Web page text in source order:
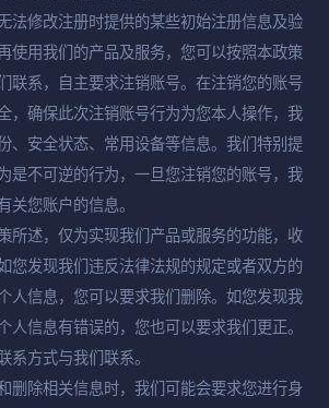
法修改注册时提供的某些初始注册信息及验
使用我们的产品及服务，您可以按照本政策
联系，自主要求注销账号。在注销您的账号
，确保此次注销账号行为为您本人操作，我
、安全状态、常用设备等信息。我们特别提
是不可逆的行为，一旦您注销您的账号，我
关您账户的信息。
所述，仅为实现我们产品或服务的功能，收
您发现我们违反法律法规的规定或者双方的
人信息，您可以要求我们删除。如您发现我
人信息有错误的，您也可以要求我们更正。
系方式与我们联系。
删除相关信息时，我们可能会要求您进行身